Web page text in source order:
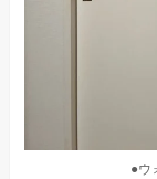
●ウ